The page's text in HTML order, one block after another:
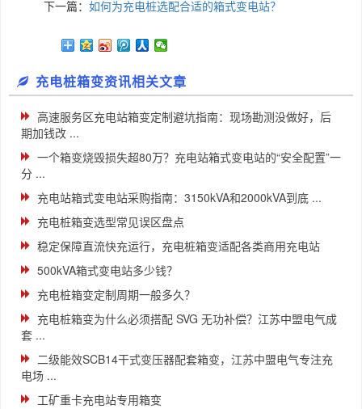
下一篇： 如何为充电桩选配合适的箱式变电站？
充电桩箱变资讯相关文章
高速服务区充电站箱变定制避坑指南：现场勘测没做好，后
期加钱改 ...
一个箱变烧毁损失超80万？充电站箱式变电站的“安全配置”一
分 ...
充电站箱式变电站采购指南：3150kVA和2000kVA到底 ...
充电桩箱变选型常见误区盘点
稳定保障直流快充运行，充电桩箱变适配各类商用充电站
500kVA箱式变电站多少钱？
充电桩箱变定制周期一般多久？
充电桩箱变为什么必须搭配 SVG 无功补偿？江苏中盟电气成
套 ...
二级能效SCB14干式变压器配套箱变，江苏中盟电气专注充
电场 ...
工矿重卡充电站专用箱变